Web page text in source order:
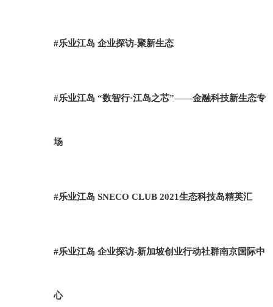
#乐业江岛 企业探访-聚新生态
#乐业江岛 “数智行·江岛之芯”——金融科技新生态专
场
#乐业江岛 SNECO CLUB 2021生态科技岛精英汇
#乐业江岛 企业探访-新加坡创业行动社群南京国际中
心